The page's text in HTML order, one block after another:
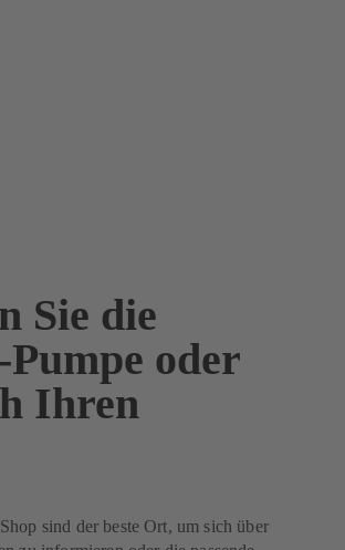
Sie die
oder
Ihren
sind der beste Ort, um sich über